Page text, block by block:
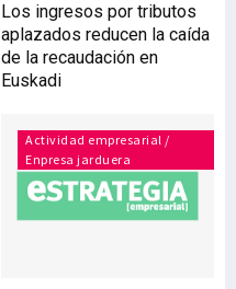
financiera, si no se
materializa ningún
escenario de estrés, el
próximo será un ejercicio
senda positiva, “pero no lo
suficiente para compensar
la caída y se requerirán al
menos dos años para
Los ingresos por tributos
aplazados reducen la caída
de la recaudación en
Euskadi
Actividad empresarial /
Enpresa jarduera